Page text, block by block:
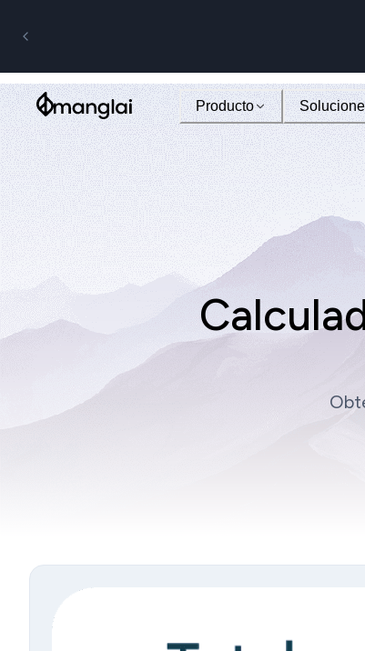
Producto